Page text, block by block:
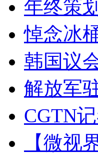
年终策
悼念冰
韩国议
解放军
CGTN
【微视